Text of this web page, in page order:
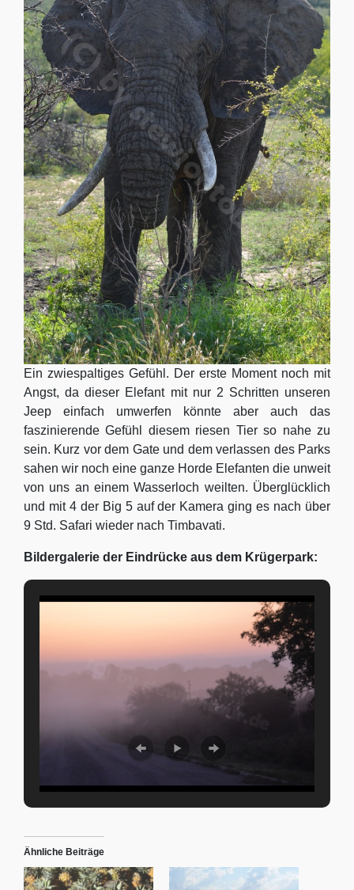
Ein zwiespaltiges Gefühl. Der erste Moment noch mit
Angst, da dieser Elefant mit nur 2 Schritten unseren
Jeep einfach umwerfen könnte aber auch das
faszinierende Gefühl diesem riesen Tier so nahe zu
sein. Kurz vor dem Gate und dem verlassen des Parks
sahen wir noch eine ganze Horde Elefanten die unweit
von uns an einem Wasserloch weilten. Überglücklich
und mit 4 der Big 5 auf der Kamera ging es nach über
9 Std. Safari wieder nach Timbavati.
Bildergalerie der Eindrücke aus dem Krügerpark:
Ähnliche Beiträge